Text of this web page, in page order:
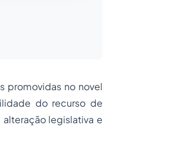
promovidas no novel
do recurso de
legislativa e